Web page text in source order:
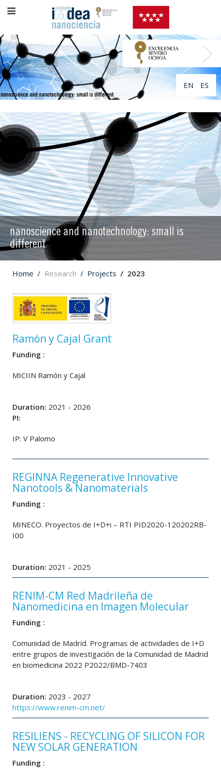
EN ES
nanoscience and nanotechnology: small is
different
Home Research Projects 2023
Ramón y Cajal Grant
Funding :
MICIIN Ramón y Cajal
Duration: 2021 - 2026
PI:
IP: V Palomo
REGINNA Regenerative Innovative
Nanotools & Nanomaterials
Funding :
MINECO. Proyectos de I+D+i – RTI PID2020-120202RB-
I00
Duration: 2021 - 2025
RENIM-CM Red Madrileña de
Nanomedicina en Imagen Molecular
Funding :
Comunidad de Madrid. Programas de actividades de I+D
entre grupos de investigación de la Comunidad de Madrid
en biomedicina 2022 P2022/BMD-7403
Duration: 2023 - 2027
https://www.renim-cm.net/
RESILIENS - RECYCLING OF SILICON FOR
NEW SOLAR GENERATION
Funding :